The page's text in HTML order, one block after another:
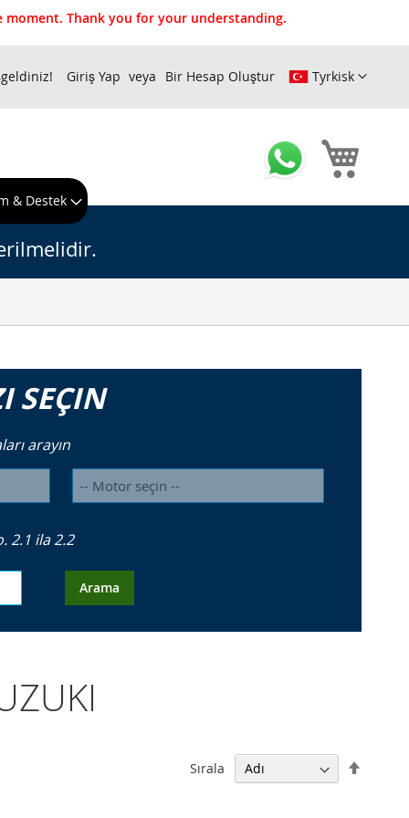
Thank you for your understanding.
Tyrkisk
Giriş Yap Bir Hesap Oluştur
& Destek
SEÇIN
arayın
2.1 ila 2.2
Arama
Sırala